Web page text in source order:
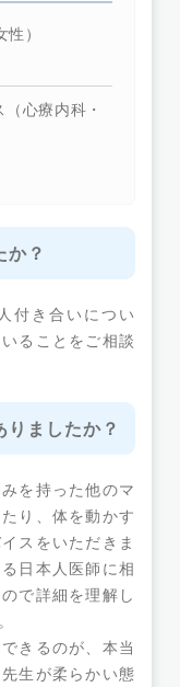
）
心療内科・
か？
付き合いについ
ることをご相談
ましたか？
を持った他のマ
り、体を動かす
スをいただきま
日本人医師に相
で詳細を理解し
きるのが、本当
生が柔らかい態